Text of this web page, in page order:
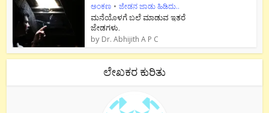
ಅಂಕಣ • ಜೇಡನ ಜಾಡು ಹಿಡಿದು..
ಮನೆಯೊಳಗೆ ಬಲೆ ಮಾಡುವ ಇತರೆ
ಜೇಡಗಳು.
by Dr. Abhijith A P C
ಲೇಖಕರ ಕುರಿತು